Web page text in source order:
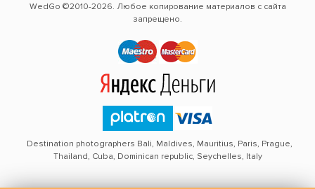
WedGo ©2010-2026. Любое копирование материалов с сайта
запрещено.
Destination photographers Bali, Maldives, Mauritius, Paris, Prague,
Thailand, Cuba, Dominican republic, Seychelles, Italy